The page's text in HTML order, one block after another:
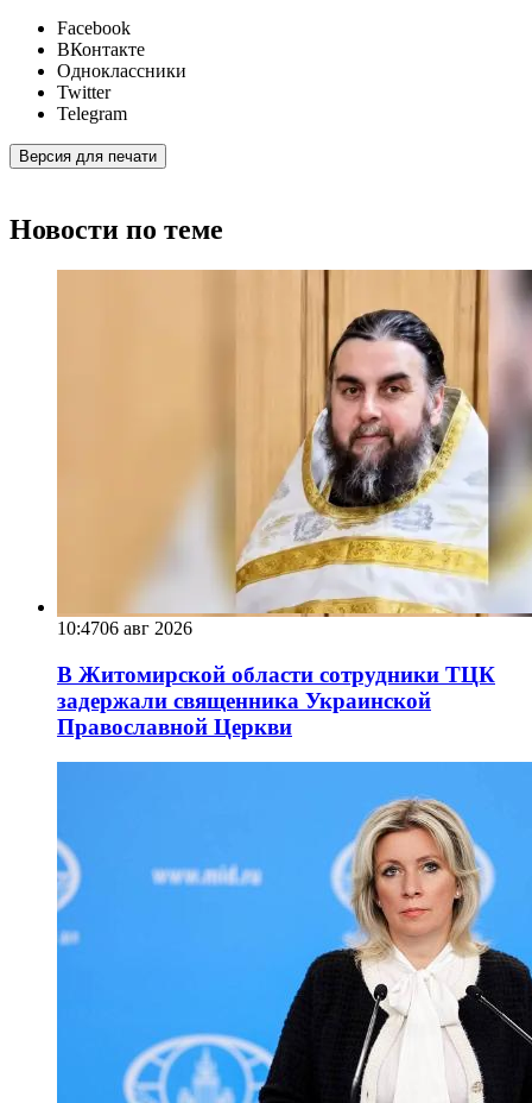
Facebook
ВКонтакте
Одноклассники
Twitter
Telegram
Версия для печати
Новости по теме
10:4706 авг 2026
В Житомирской области сотрудники ТЦК
задержали священника Украинской
Православной Церкви